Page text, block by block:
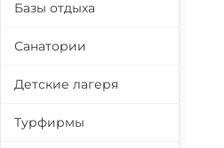
Базы отдыха
Санатории
Детские лагеря
Турфирмы